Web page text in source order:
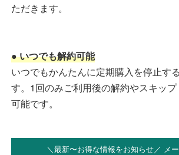
ただきます。
● いつでも解約可能
いつでもかんたんに定期購入を停止す
す。1回のみご利用後の解約やスキッ
可能です。
＼最新〜お得な情報をお知らせ／ メ